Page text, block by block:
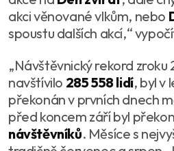
akci věnované vlkům, nebo
spoustu dalších akcí,“
„Návštěvnický rekord zroku
navštívilo 285 558 lidí, byl v
překonán v prvních dnech
před koncem září byl
návštěvníků. Měsíce s